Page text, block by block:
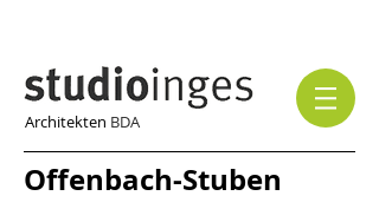
Architekten BDA
Offenbach-Stuben